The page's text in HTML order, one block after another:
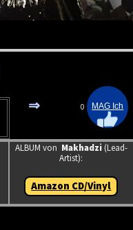
⇒ 0
ALBUM von Makhadzi(Lead-
Artist):
Amazon CD/Vinyl